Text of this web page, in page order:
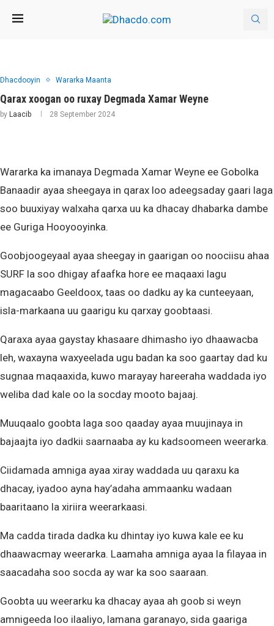
Dhacdooyin Wararka Maanta
Qarax xoogan oo ruxay Degmada Xamar Weyne
by Laacib 28 September 2024
Wararka ka imanaya Degmada Xamar Weyne ee Gobolka
Banaadir ayaa sheegaya in qarax loo adeegsaday gaari laga
soo buuxiyay walxaha qarxa uu ka dhacay dhabarka dambe
ee Guriga Hooyooyinka.
Goobjoogeyaal ayaa sheegay in gaarigan oo noociisu ahaa
SURF la soo dhigay afaafka hore ee maqaaxi lagu
magacaabo Geeldoox, taas oo dadku ay ka cunteeyaan,
isla-markaana uu gaarigu ku qarxay goobtaasi.
Qaraxa ayaa gaystay khasaare dhimasho iyo dhaawacba
leh, waxayna waxyeelada ugu badan ka soo gaartay dad ku
sugnaa maqaaxida, kuwo marayay hareeraha waddada iyo
weliba dad kale oo la socday mooto bajaaj.
Muuqaalo goobta laga soo qaaday ayaa muujinaya in
bajaajta iyo dadkii saarnaaba ay ku kadsoomeen weerarka.
Ciidamada amniga ayaa xiray waddada uu qaraxu ka
dhacay, iyadoo ayna hay’adaha ammaanku wadaan
baaritaano la xiriira weerarkaasi.
Ma cadda tirada dadka ku dhintay iyo kuwa kale ee ku
dhaawacmay weerarka. Laamaha amniga ayaa la filayaa in
saacadaha soo socda ay war ka soo saaraan.
Goobta uu weerarku ka dhacay ayaa ah goob si weyn
amnigeeda loo ilaaliyo, lamana garanayo, sida gaariga